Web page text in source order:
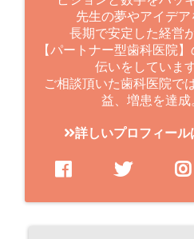
先生の夢やアイデア
長期で安定した経営
【パートナー型歯科医院
伝いをしています
ご相談頂いた歯科医院で
益、増患を達成
詳しいプロフィール